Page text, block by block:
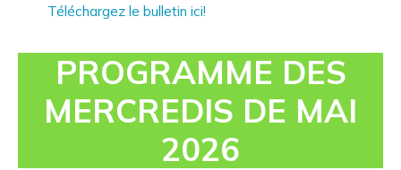
Téléchargez le bulletin ici!
PROGRAMME DES
MERCREDIS DE MAI
2026